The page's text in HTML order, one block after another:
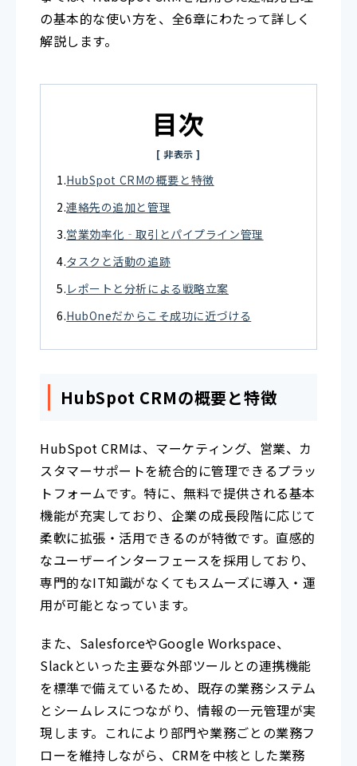
の基本的な使い方を、全6章にわたって詳しく
解説します。
目次
HubSpot CRMの概要と特徴
連絡先の追加と管理
営業効率化‐取引とパイプライン管理
タスクと活動の追跡
レポートと分析による戦略立案
HubOneだからこそ成功に近づける
HubSpot CRMの概要と特徴
HubSpot CRMは、マーケティング、営業、カ
スタマーサポートを統合的に管理できるプラッ
トフォームです。特に、無料で提供される基本
機能が充実しており、企業の成長段階に応じて
柔軟に拡張・活用できるのが特徴です。直感的
なユーザーインターフェースを採用しており、
専門的なIT知識がなくてもスムーズに導入・運
用が可能となっています。
また、SalesforceやGoogle Workspace、
Slackといった主要な外部ツールとの連携機能
を標準で備えているため、既存の業務システム
とシームレスにつながり、情報の一元管理が実
現します。これにより部門や業務ごとの業務フ
ローを維持しながら、CRMを中核とした業務